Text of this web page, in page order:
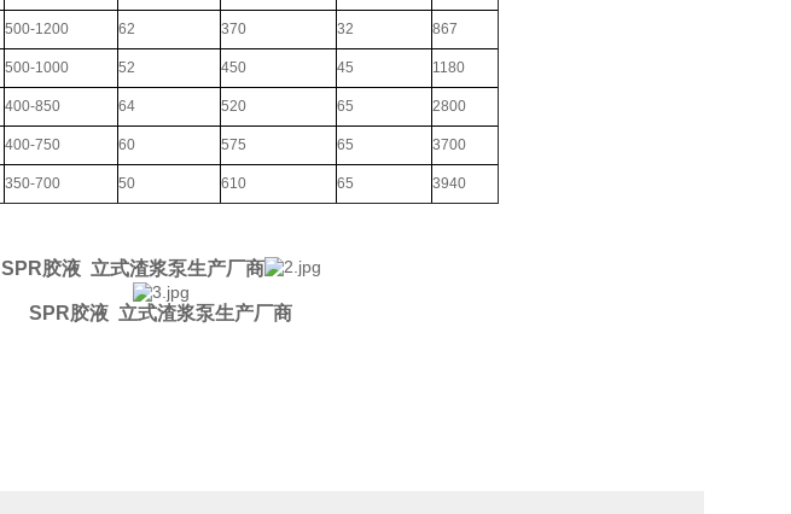
500-1200 62 370 32 867
500-1000 52 450 45 1180
400-850 64 520 65 2800
400-750 60 575 65 3700
350-700 50 610 65 3940
SPR胶液 立式渣浆泵生产厂商
SPR胶液 立式渣浆泵生产厂商